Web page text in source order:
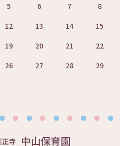
5 6 7
8
12 13 14
15
19 20 21
22
26 27 28
29
正寺 中山保育園